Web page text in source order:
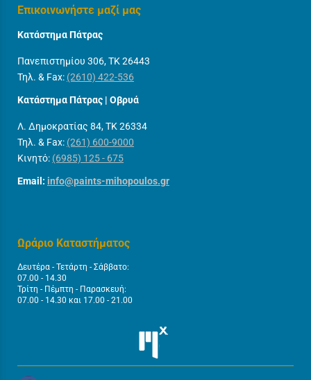
Επικοινωνήστε μαζί μας
Κατάστημα Πάτρας
Πανεπιστημίου 306, ΤΚ 26443
Τηλ. & Fax: (2610) 422-536
Κατάστημα Πάτρας | Οβρυά
Λ. Δημοκρατίας 84, ΤΚ 26334
Τηλ. & Fax: (261) 600-9000
Κινητό: (6985) 125 - 675
Email: info@paints-mihopoulos.gr
Ωράριο Καταστήματος
Δευτέρα - Τετάρτη - Σάββατο:
07.00 - 14.30
Τρίτη - Πέμπτη - Παρασκευή:
07.00 - 14.30 και 17.00 - 21.00